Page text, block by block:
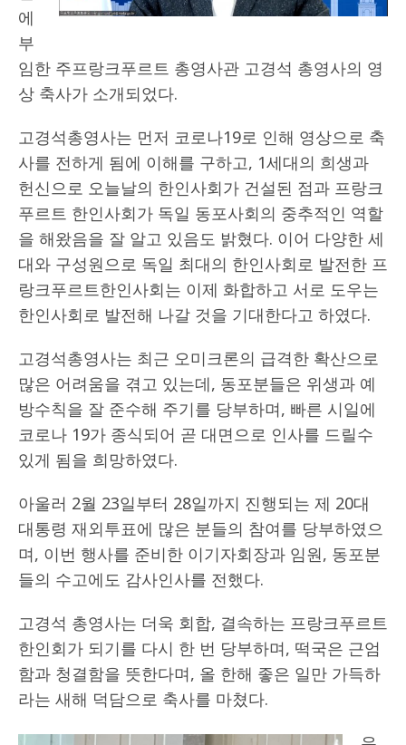
에
부
임한 주프랑크푸르트 총영사관 고경석 총영사의 영
상 축사가 소개되었다.
고경석총영사는 먼저 코로나19로 인해 영상으로 축
사를 전하게 됨에 이해를 구하고, 1세대의 희생과
헌신으로 오늘날의 한인사회가 건설된 점과 프랑크
푸르트 한인사회가 독일 동포사회의 중추적인 역할
을 해왔음을 잘 알고 있음도 밝혔다. 이어 다양한 세
대와 구성원으로 독일 최대의 한인사회로 발전한 프
랑크푸르트한인사회는 이제 화합하고 서로 도우는
한인사회로 발전해 나갈 것을 기대한다고 하였다.
고경석총영사는 최근 오미크론의 급격한 확산으로
많은 어려움을 겪고 있는데, 동포분들은 위생과 예
방수칙을 잘 준수해 주기를 당부하며, 빠른 시일에
코로나 19가 종식되어 곧 대면으로 인사를 드릴수
있게 됨을 희망하였다.
아울러 2월 23일부터 28일까지 진행되는 제 20대
대통령 재외투표에 많은 분들의 참여를 당부하였으
며, 이번 행사를 준비한 이기자회장과 임원, 동포분
들의 수고에도 감사인사를 전했다.
고경석 총영사는 더욱 회합, 결속하는 프랑크푸르트
한인회가 되기를 다시 한 번 당부하며, 떡국은 근엄
함과 청결함을 뜻한다며, 올 한해 좋은 일만 가득하
라는 새해 덕담으로 축사를 마쳤다.